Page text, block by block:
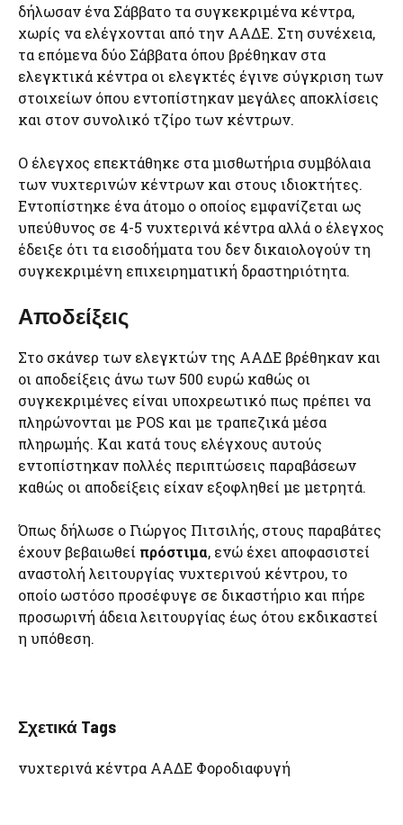
δήλωσαν ένα Σάββατο τα συγκεκριμένα κέντρα,
χωρίς να ελέγχονται από την ΑΑΔΕ. Στη συνέχεια,
τα επόμενα δύο Σάββατα όπου βρέθηκαν στα
ελεγκτικά κέντρα οι ελεγκτές έγινε σύγκριση των
στοιχείων όπου εντοπίστηκαν μεγάλες αποκλίσεις
και στον συνολικό τζίρο των κέντρων.
Ο έλεγχος επεκτάθηκε στα μισθωτήρια συμβόλαια
των νυχτερινών κέντρων και στους ιδιοκτήτες.
Εντοπίστηκε ένα άτομο ο οποίος εμφανίζεται ως
υπεύθυνος σε 4-5 νυχτερινά κέντρα αλλά ο έλεγχος
έδειξε ότι τα εισοδήματα του δεν δικαιολογούν τη
συγκεκριμένη επιχειρηματική δραστηριότητα.
Αποδείξεις
Στο σκάνερ των ελεγκτών της ΑΑΔΕ βρέθηκαν και
οι αποδείξεις άνω των 500 ευρώ καθώς οι
συγκεκριμένες είναι υποχρεωτικό πως πρέπει να
πληρώνονται με POS και με τραπεζικά μέσα
πληρωμής. Και κατά τους ελέγχους αυτούς
εντοπίστηκαν πολλές περιπτώσεις παραβάσεων
καθώς οι αποδείξεις είχαν εξοφληθεί με μετρητά.
Όπως δήλωσε ο Γιώργος Πιτσιλής, στους παραβάτες
έχουν βεβαιωθεί πρόστιμα, ενώ έχει αποφασιστεί
αναστολή λειτουργίας νυχτερινού κέντρου, το
οποίο ωστόσο προσέφυγε σε δικαστήριο και πήρε
προσωρινή άδεια λειτουργίας έως ότου εκδικαστεί
η υπόθεση.
Σχετικά Tags
νυχτερινά κέντρα ΑΑΔΕ Φοροδιαφυγή